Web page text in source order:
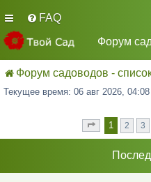
FAQ
Форум
Форум садоводов -
Текущее время: 06 авг 2026, 04:08
Страница 1из
1 2 3